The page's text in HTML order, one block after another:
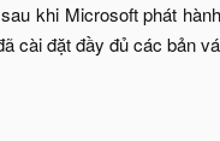
khi Microsoft phát
cài đặt đầy đủ các bản